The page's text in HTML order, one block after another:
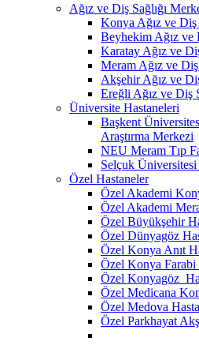
Ağız ve Diş Sağlığı
Konya Ağız ve Diş
Beyhekim Ağız ve
Karatay Ağız ve
Meram Ağız ve
Akşehir Ağız ve
Ereğli Ağız ve Diş
Üniversite Hastaneleri
Başkent
Araştırma Merkezi
NEU Meram Tıp
Selçuk Üniversitesi
Özel Hastaneler
Özel Akademi
Özel Akademi
Özel Büyükşehir
Özel Dünyagöz
Özel Konya Anıt
Özel Konya Farabi
Özel Konyagöz
Özel Medicana
Özel Medova
Özel Parkhayat